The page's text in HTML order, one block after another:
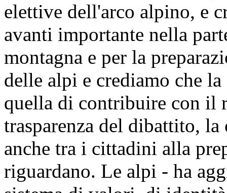
elettive dell'arco alpino, e
avanti importante nella
montagna e per la
delle alpi e crediamo che
quella di contribuire con il
trasparenza del dibattito,
anche tra i cittadini alla
riguardano. Le alpi - ha